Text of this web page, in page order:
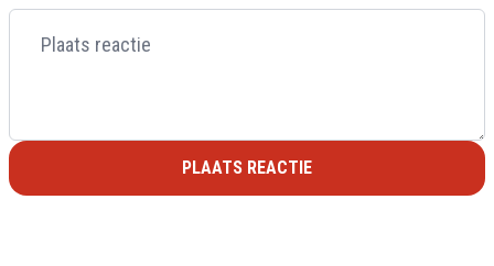
PLAATS REACTIE